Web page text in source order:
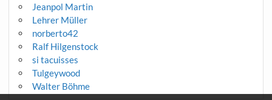
Jeanpol Martin
Lehrer Müller
norberto42
Ralf Hilgenstock
si tacuisses
Tulgeywood
Walter Böhme